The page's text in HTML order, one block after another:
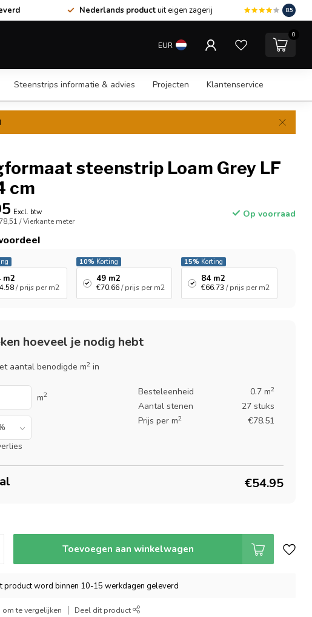
Nederlands productuit eigen zagerij 8.5
EUR
0
Steenstrips informatie & advies Projecten Klantenservice
steenstrip Loam Grey LF
cm
Excl. btw
/ Vierkante meter
Op voorraad
m2
/ prijs per m2
10% Korting
49 m2
€70.66/ prijs per m2
15% Korting
84 m2
€66.73/ prijs per m2
hoeveel je nodig hebt
aantal benodigde m2 in
m2 Besteleenheid 0.7 m2
Aantal stenen
27 stuks
Prijs per m2 €78.51
€54.95
Toevoegen aan winkelwagen
product word binnen 10-15 werkdagen geleverd
om te vergelijken Deel dit product